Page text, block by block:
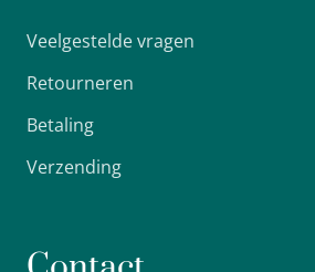
Veelgestelde vragen
Retourneren
Betaling
Verzending